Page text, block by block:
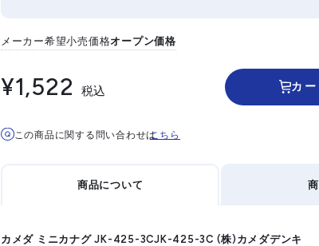
メーカー希望小売価格オープン価格
¥1,522 税込 カ
この商品に関する問い合わせはこちら
商品について
カメダ ミニカナグ JK-425-3CJK-425-3C (株)カメダデンキ